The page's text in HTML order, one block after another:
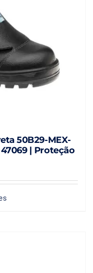
50B29-MEX-
| Proteção